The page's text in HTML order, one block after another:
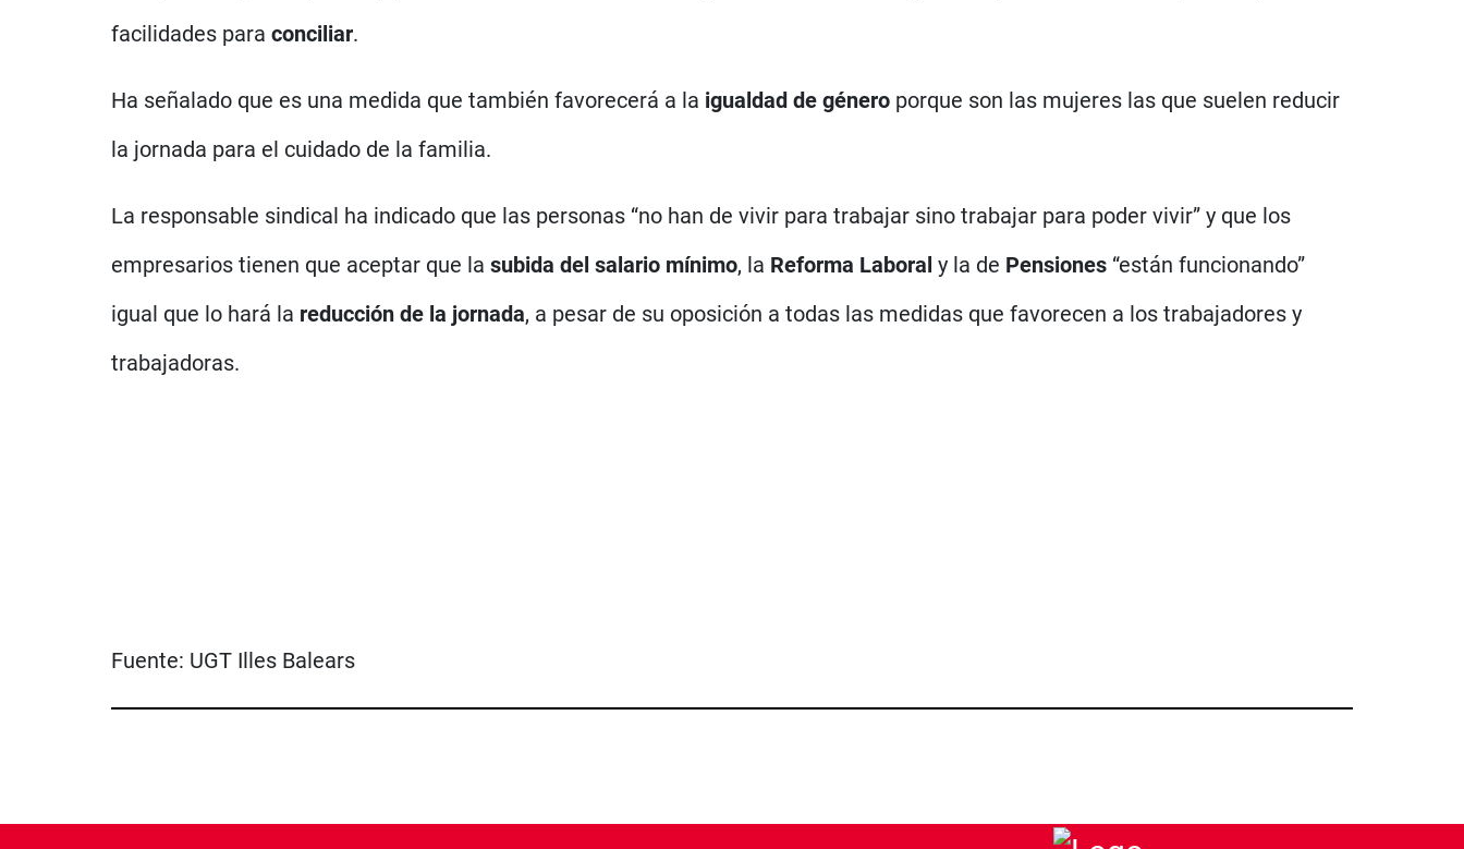
facilidades para conciliar.
Ha señalado que es una medida que también favorecerá a la igualdad de género porque son las mujeres las que suelen reducir
la jornada para el cuidado de la familia.
La responsable sindical ha indicado que las personas “no han de vivir para trabajar sino trabajar para poder vivir” y que los
empresarios tienen que aceptar que la subida del salario mínimo, la Reforma Laboral y la de Pensiones “están funcionando”
igual que lo hará la reducción de la jornada, a pesar de su oposición a todas las medidas que favorecen a los trabajadores y
trabajadoras.
Fuente: UGT Illes Balears